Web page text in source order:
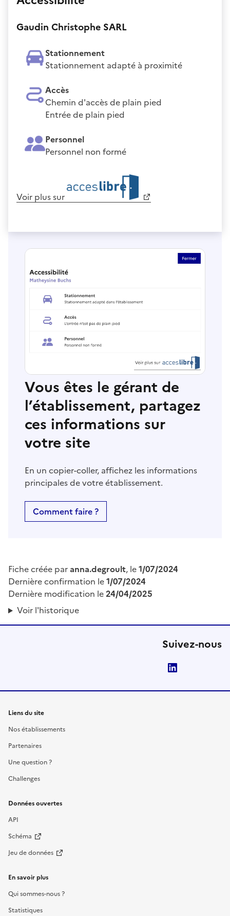
Gaudin Christophe SARL
Stationnement
Stationnement adapté à proximité
Accès
Chemin d'accès de plain pied
Entrée de plain pied
Personnel
Personnel non formé
Voir plus sur
Vous êtes le gérant de
l’établissement, partagez
ces informations sur
votre site
En un copier-coller, affichez les informations
principales de votre établissement.
Comment faire ?
Fiche créée paranna.degroult, le1/07/2024
Dernière confirmation le1/07/2024
Dernière modification le24/04/2025
Voir l'historique
Suivez-nous
Liens du site
Nos établissements
Partenaires
Une question ?
Challenges
Données ouvertes
API
Schéma
Jeu de données
En savoir plus
Qui sommes-nous ?
Statistiques